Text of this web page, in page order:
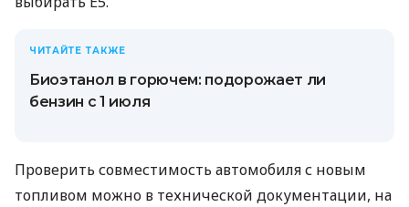
ЧИТАЙТЕ ТАКЖЕ
Биоэтанол в горючем: подорожает ли
бензин с 1 июля
Проверить совместимость автомобиля с новым
топливом можно в технической документации, на